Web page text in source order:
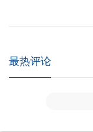
最热评论